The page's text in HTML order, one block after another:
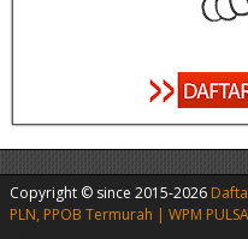
Copyright © since 2015-2026
PLN, PPOB Termurah | WPM PULSA